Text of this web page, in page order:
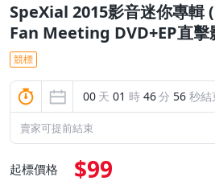
SpeXial 2015影音迷你專輯
Fan Meeting DVD+EP直擊
競標
00 天 01 時 46分 55 秒結
賣家可提前結束
起標價格 $99